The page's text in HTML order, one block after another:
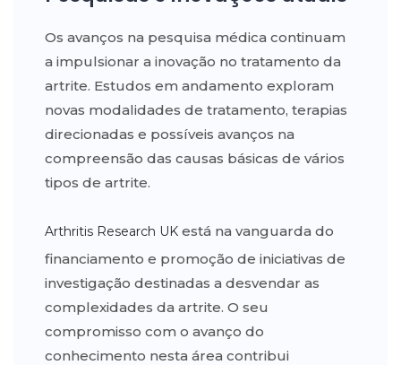
Os avanços na pesquisa médica continuam
a impulsionar a inovação no tratamento da
artrite. Estudos em andamento exploram
novas modalidades de tratamento, terapias
direcionadas e possíveis avanços na
compreensão das causas básicas de vários
tipos de artrite.
Arthritis Research UK está na vanguarda do
financiamento e promoção de iniciativas de
investigação destinadas a desvendar as
complexidades da artrite. O seu
compromisso com o avanço do
conhecimento nesta área contribui